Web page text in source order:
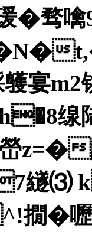
�骛
宴m2
6嵤
⑶
�